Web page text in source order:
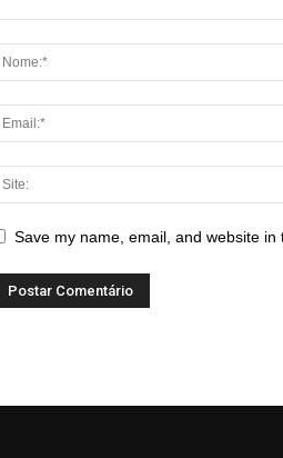
Save my name, email, and website